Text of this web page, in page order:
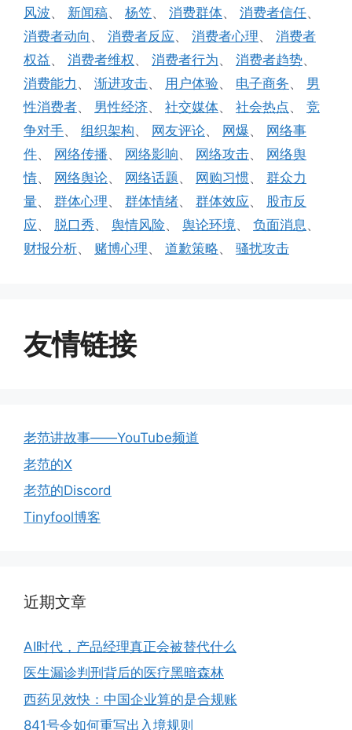
风波、 新闻稿、 杨笠、 消费群体、 消费者信任、
消费者动向 、 消费者反应、 消费者心理、 消费者
权益、 消费者维权 、 消费者行为、 消费者趋势、
消费能力 、 渐进攻击、 用户体验、 电子商务、 男
性消费者、 男性经济、 社交媒体、 社会热点、 竞
争对手、 组织架构、 网友评论、 网爆、 网络事
件、 网络传播、 网络影响、 网络攻击、 网络舆
情、 网络舆论、 网络话题、 网购习惯、 群众力
量、 群体心理、 群体情绪、 群体效应、 股市反
应、 脱口秀、 舆情风险、 舆论环境、 负面消息、
财报分析、 赌博心理、 道歉策略、 骚扰攻击
友情链接
老范讲故事——YouTube频道
老范的X
老范的Discord
Tinyfool博客
近期文章
AI时代，产品经理真正会被替代什么
医生漏诊判刑背后的医疗黑暗森林
西药见效快：中国企业算的是合规账
841号令如何重写出入境规则